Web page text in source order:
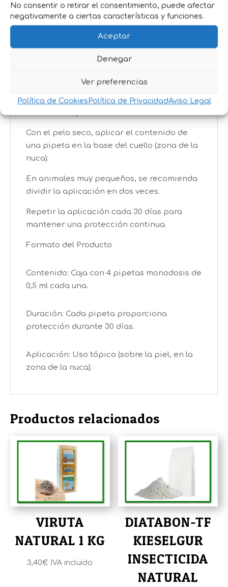
No consentir o retirar el consentimiento, puede afectar
negativamente a ciertas características y funciones.
Aceptar
Denegar
Ver preferencias
Política de Cookies Política de PrivacidadAviso Legal
pH neutro: Adecuado para la piel sensible
de pequeños animals.
Apto para uso frecuente: Puede aplicarse
regularmente sin riesgo para la mascota.
Fragancia cítrica: Deja un aroma agradable
Con el pelo seco, aplicar el contenido de
una pipeta en la base del cuello (zona de la
nuca).
En animales muy pequeños, se recomienda
dividir la aplicación en dos veces.
Repetir la aplicación cada 30 días para
mantener una protección continua.
Formato del Producto
Contenido: Caja con 4 pipetas monodosis de
0,5 ml cada una.
Duración: Cada pipeta proporciona
protección durante 30 días.
Aplicación: Uso tópico (sobre la piel, en la
zona de la nuca).
Productos relacionados
VIRUTA
NATURAL 1 KG
3,40€ IVA incluido
DIATABON-TF
KIESELGUR
INSECTICIDA
NATURAL